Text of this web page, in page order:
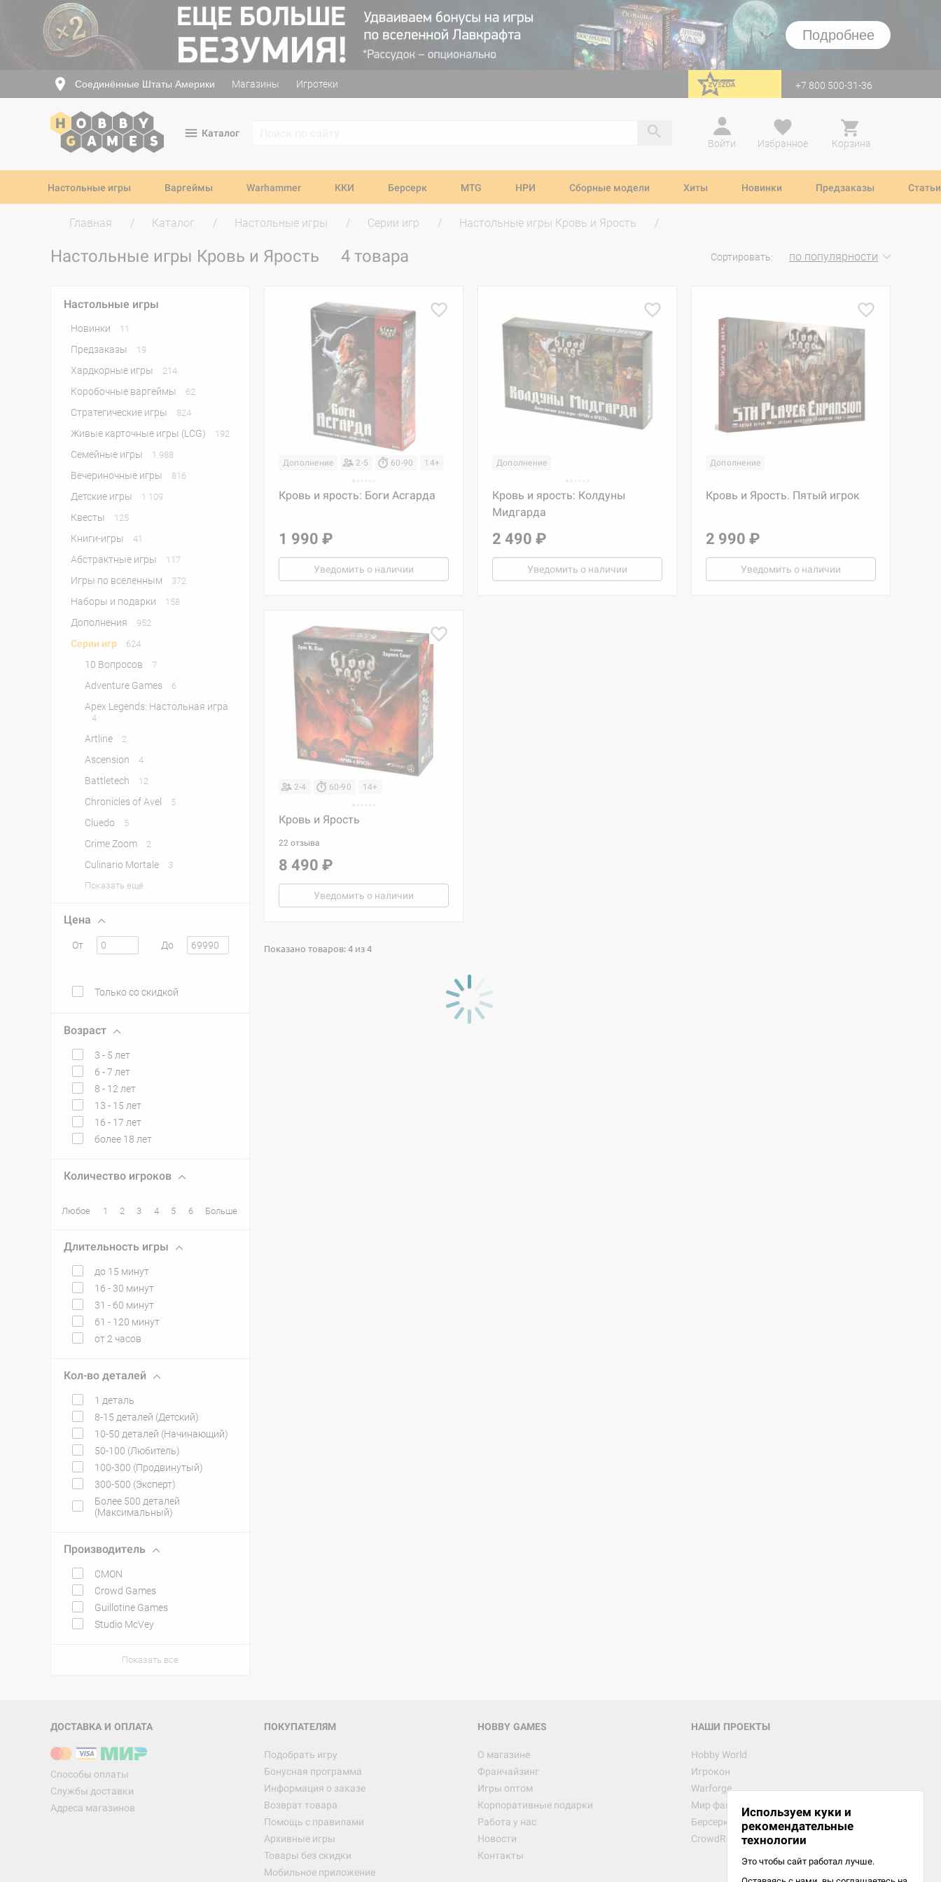
Подробнее
Соединённые Штаты Америки Магазины Игротеки перейти на Zvezda +7 800 500-31-36
Каталог
Войти
Избранное Корзина
Настольные игры Варгеймы Warhammer ККИ Берсерк MTG НРИ Сборные модели Хиты Новинки Предзаказы Статьи
Главная Каталог Настольные игры Серии игр Настольные игры Кровь и Ярость
Настольные игры Кровь и Ярость 4 товара Сортировать: по популярности
Настольные игры
Новинки 11
Предзаказы 19
Хардкорные игры 214
Коробочные варгеймы 62
Стратегические игры 824
Живые карточные игры (LCG) 192
Семейные игры 1 988
Вечериночные игры 816
Детские игры 1 109
Квесты 125
Книги-игры 41
Абстрактные игры 117
Игры по вселенным 372
Наборы и подарки 158
Дополнения 952
Серии игр 624
10 Вопросов 7
Adventure Games 6
Apex Legends: Настольная игра
4
Artline 2
Ascension 4
Battletech 12
Chronicles of Avel 5
Cluedo 5
Crime Zoom 2
Culinario Mortale
3
Показать ещё
Цена
От До
Только со скидкой
Возраст
3 - 5 лет
6 - 7 лет
8 - 12 лет
13 - 15 лет
16 - 17 лет
более 18 лет
Количество игроков
Любое 1 2 3 4 5 6 Больше
Длительность игры
до 15 минут
16 - 30 минут
31 - 60 минут
61 - 120 минут
от 2 часов
Кол-во деталей
1 деталь
8-15 деталей (Детский)
10-50 деталей (Начинающий)
50-100 (Любитель)
100-300 (Продвинутый)
300-500 (Эксперт)
Более 500 деталей
(Максимальный)
Производитель
CMON
Crowd Games
Guillotine Games
Studio McVey
Показать все
Дополнение 2-5 60-90 14+
Кровь и ярость: Боги Асгарда
1 990 ₽
Уведомить о наличии
Дополнение
Кровь и ярость: Колдуны
Мидгарда
2 490 ₽
Уведомить о наличии
Дополнение
Кровь и Ярость. Пятый игрок
2 990 ₽
Уведомить о наличии
2-4 60-90 14+
Кровь и Ярость
22 отзыва
8 490 ₽
Уведомить о наличии
Показано товаров: 4 из 4
ДОСТАВКА И ОПЛАТА
Способы оплаты
Службы доставки
Адреса магазинов
ПОКУПАТЕЛЯМ
Подобрать игру
Бонусная программа
Информация о заказе
Возврат товара
Помощь с правилами
Архивные игры
Товары без скидки
Мобильное приложение
HOBBY GAMES
О магазине
Франчайзинг
Игры оптом
Корпоративные подарки
Работа у нас
Новости
Контакты
НАШИ ПРОЕКТЫ
Hobby World
Игрокон
Warforge
Мир фантастики
Берсерк
CrowdRepublic
Используем куки и
рекомендательные
технологии
Это чтобы сайт работал лучше.